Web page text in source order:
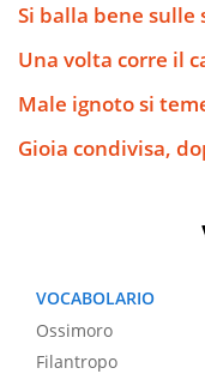
Si balla bene sulle
Una volta corre il
Male ignoto si
Gioia condivisa,
VOCABOLARIO
Ossimoro
Filantropo